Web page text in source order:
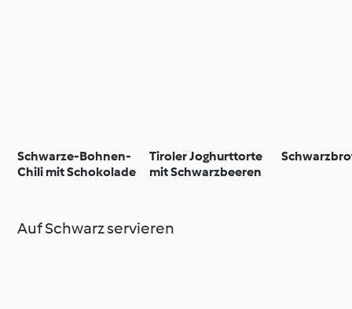
Schwarze-Bohnen-
Chili mit Schokolade
Tiroler Joghurttorte
mit Schwarzbeeren
Auf Schwarz servieren